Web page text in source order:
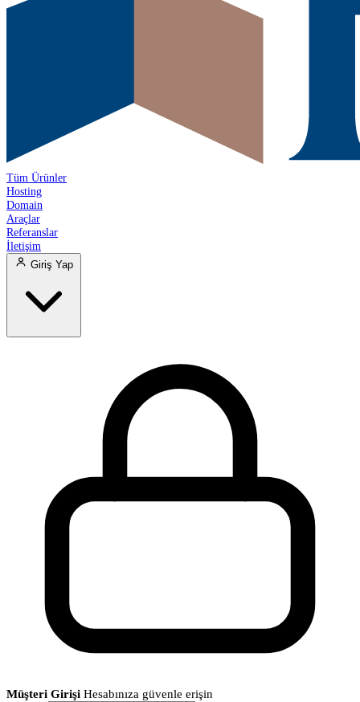
Tüm Ürünler
Hosting
Domain
Araçlar
Referanslar
İletişim
Giriş Yap
Müşteri Girişi Hesabınıza güvenle erişin